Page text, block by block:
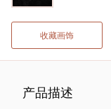
灵
感
收藏画饰
产品描述